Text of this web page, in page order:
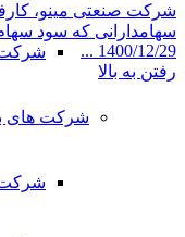
شرکت
شرکت های
شرکت
شرکت صنعتی مینو،
سهامدارانی که سود
1400/12/29 ...
رفتن به بالا